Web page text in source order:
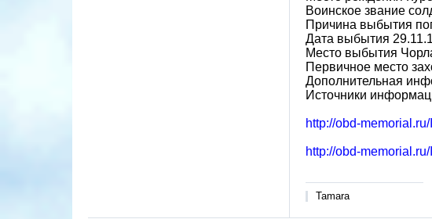
Воинское звание
Причина выбытия
Дата выбытия
Место выбытия
Первичное место
Дополнительная
Источники
http://obd-
http://obd-
Tamara